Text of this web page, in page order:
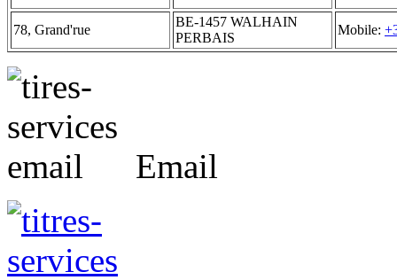
78, Grand'rue
BE-1457 WALHAIN
PERBAIS
Mobile:
Email